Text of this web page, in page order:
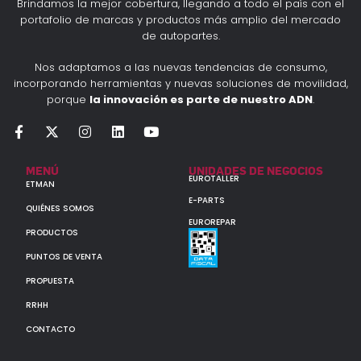
Brindamos la mejor cobertura, llegando a todo el país con el
portafolio de marcas y productos más amplio del mercado
de autopartes.
Nos adaptamos a las nuevas tendencias de consumo,
incorporando herramientas y nuevas soluciones de movilidad,
porque la innovación es parte de nuestro ADN.
MENÚ
ETMAN
QUIÉNES SOMOS
PRODUCTOS
PUNTOS DE VENTA
PROPUESTA
RRHH
CONTACTO
UNIDADES DE NEGOCIOS
EUROTALLER
E-PARTS
EUROREPAR